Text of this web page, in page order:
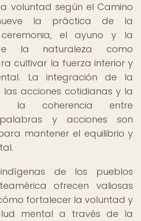
voluntad según el Camino
la práctica de la
el ayuno y la
la naturaleza como
cultivar la fuerza interior y
La integración de la
las acciones cotidianas y la
la coherencia entre
palabras y acciones son
mantener el equilibrio y
de los pueblos
ofrecen valiosas
fortalecer la voluntad y
mental a través de la